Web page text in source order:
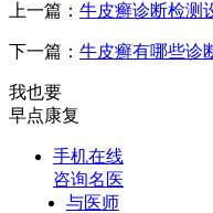
上一篇： 牛皮癣诊断检测
下一篇： 牛皮癣有哪些诊
我也要
早点康复
手机在线
咨询名医
与医师